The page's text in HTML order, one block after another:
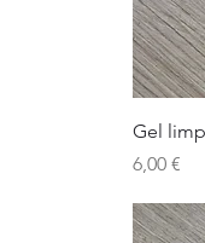
Gel
Precio
6,00 €